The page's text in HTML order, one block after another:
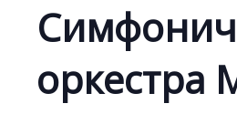
оркестра